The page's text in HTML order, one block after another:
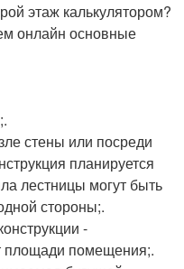
этаж калькулятором?
онлайн основные
стены или посреди
планируется
лестницы могут быть
стороны;.
-
площади помещения;.